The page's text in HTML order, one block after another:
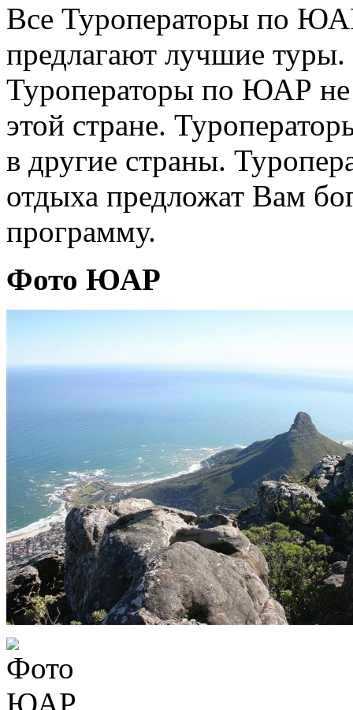
Все Туроператоры по
предлагают лучшие
Туроператоры по ЮАР не
этой стране.
в другие страны.
отдыха предложат Вам
программу.
Фото ЮАР